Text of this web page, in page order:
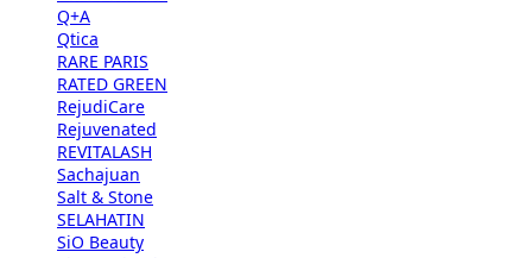
Q+A
Qtica
RARE PARIS
RATED GREEN
RejudiCare
Rejuvenated
REVITALASH
Sachajuan
Salt & Stone
SELAHATIN
SiO Beauty